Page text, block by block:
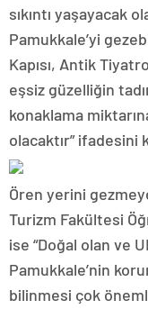
sıkıntı yaşayacak
Pamukkale’yi
Kapısı, Antik
eşsiz güzelliğin
konaklama
olacaktır” ifadesini
Ören yerini
Turizm Fakültesi
ise “Doğal olan ve
Pamukkale’nin
bilinmesi çok